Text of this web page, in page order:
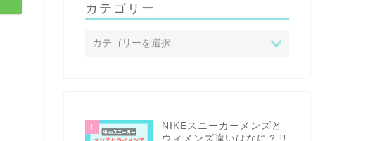
カテゴリー
1
NIKEスニーカーメンズと
ウィメンズ違いはなに？サ